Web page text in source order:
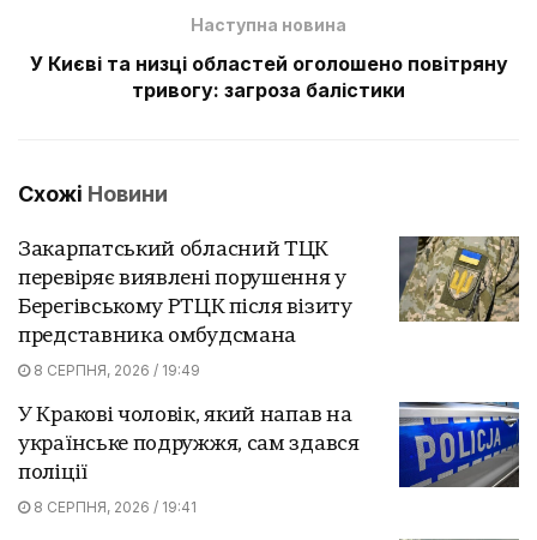
Наступна новина
У Києві та низці областей оголошено повітряну
тривогу: загроза балістики
Схожі Новини
Закарпатський обласний ТЦК
перевіряє виявлені порушення у
Берегівському РТЦК після візиту
представника омбудсмана
8 СЕРПНЯ, 2026 / 19:49
У Кракові чоловік, який напав на
українське подружжя, сам здався
поліції
8 СЕРПНЯ, 2026 / 19:41